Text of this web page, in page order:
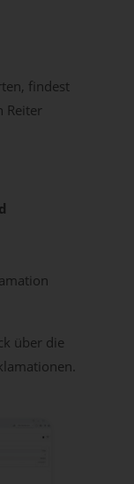
findest
Reiter
über die